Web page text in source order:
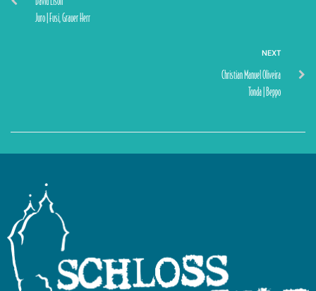
Juro | Fusi, Grauer Herr
NEXT
Christian Manuel Oliveira
Tonda | Beppo